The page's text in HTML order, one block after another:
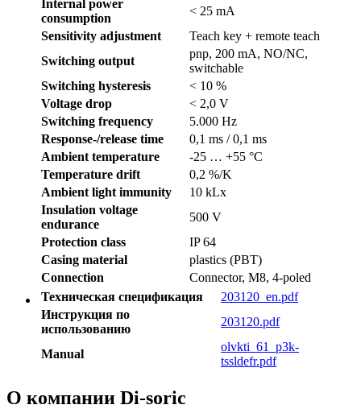
Internal power
consumption
< 25 mA
Sensitivity adjustment
Teach key + remote teach
Switching output
pnp, 200 mA, NO/NC,
switchable
Switching hysteresis
< 10 %
Voltage drop
< 2,0 V
Switching frequency
5.000 Hz
Response-/release time
0,1 ms / 0,1 ms
Ambient temperature
-25 … +55 °C
Temperature drift
0,2 %/K
Ambient light immunity
10 kLx
Insulation voltage
endurance
500 V
Protection class
IP 64
Casing material
plastics (PBT)
Connection
Connector, M8, 4-poled
Техническая спецификация
203120_en.pdf
Инструкция по
использованию
203120.pdf
Manual
olvkti_61_p3k-
tssldefr.pdf
О компании Di-soric